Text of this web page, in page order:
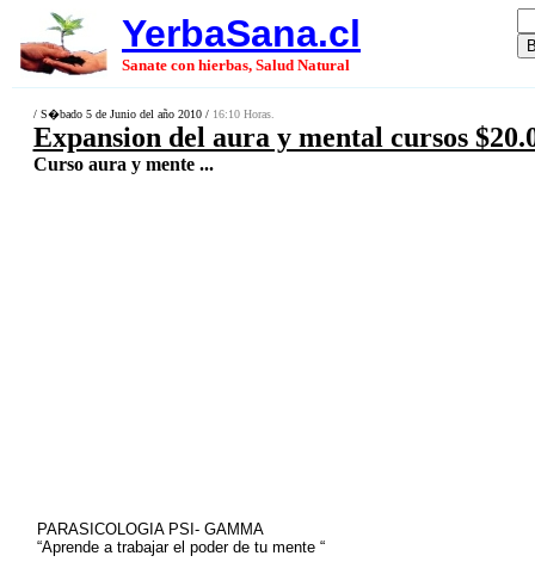
YerbaSana.cl
Sanate con hierbas, Salud Natural
/ S�bado 5 de Junio del año 2010 / 16:10 Horas.
Expansion del aura y mental cursos
Curso aura y mente ...
PARASICOLOGIA PSI- GAMMA
“Aprende a trabajar el poder de tu mente “